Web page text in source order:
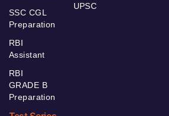
SSC CGL
Preparation
RBI
Assistant
RBI
GRADE B
Preparation
UPSC